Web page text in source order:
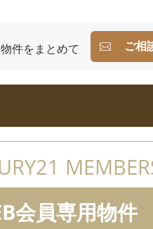
件をまとめて ご相
会員専用物件